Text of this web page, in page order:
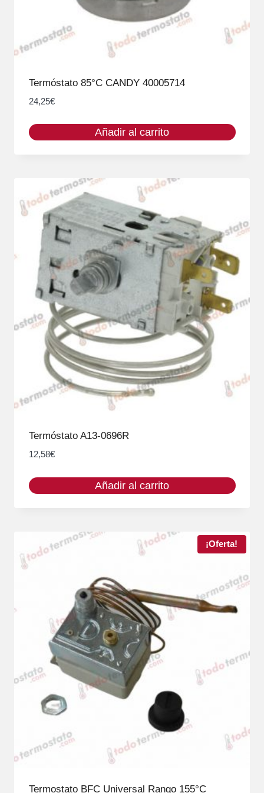
Termóstato 85°C CANDY 40005714
24,25€
Añadir al carrito
Termóstato A13-0696R
12,58€
Añadir al carrito
¡Oferta!
Termostato BFC Universal Rango 155°C